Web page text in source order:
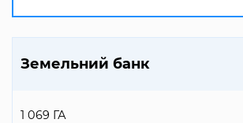
Земельний банк
1 069 ГА